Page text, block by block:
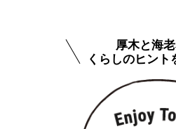
厚木と海
くらしのヒン